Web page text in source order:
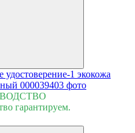
гарантируем.